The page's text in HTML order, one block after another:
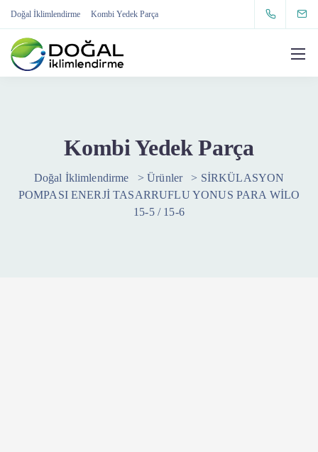
Doğal İklimlendirme Kombi Yedek Parça
Kombi Yedek Parça
Doğal İklimlendirme >Ürünler > SİRKÜLASYON
POMPASI ENERJİ TASARRUFLU YONUS PARA WİLO
15-5 / 15-6